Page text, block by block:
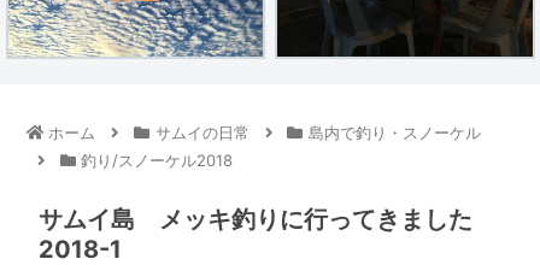
ホーム サムイの日常
島内で釣り・スノーケル
釣り/スノーケル2018
サムイ島 メッキ釣りに行ってきました
2018-1